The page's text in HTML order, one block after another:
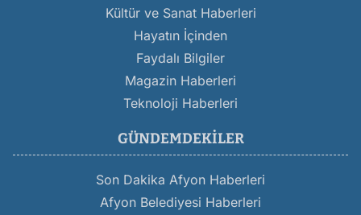
Kültür ve Sanat Haberleri
Hayatın İçinden
Faydalı Bilgiler
Magazin Haberleri
Teknoloji Haberleri
GÜNDEMDEKILER
Son Dakika Afyon Haberleri
Afyon Belediyesi Haberleri